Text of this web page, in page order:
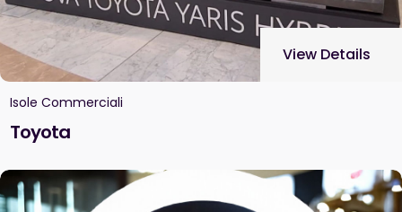
Isole Commerciali
Toyota
View Details